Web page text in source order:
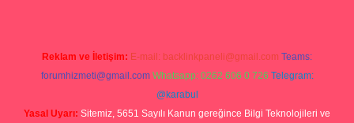
Reklam ve İletişim: E-mail: backlinkpaneli@gmail.com Teams:
forumhizmeti@gmail.com Whatsapp: 0262 606 0 726 Telegram:
@karabul
Yasal Uyarı: Sitemiz, 5651 Sayılı Kanun gereğince Bilgi Teknolojileri ve